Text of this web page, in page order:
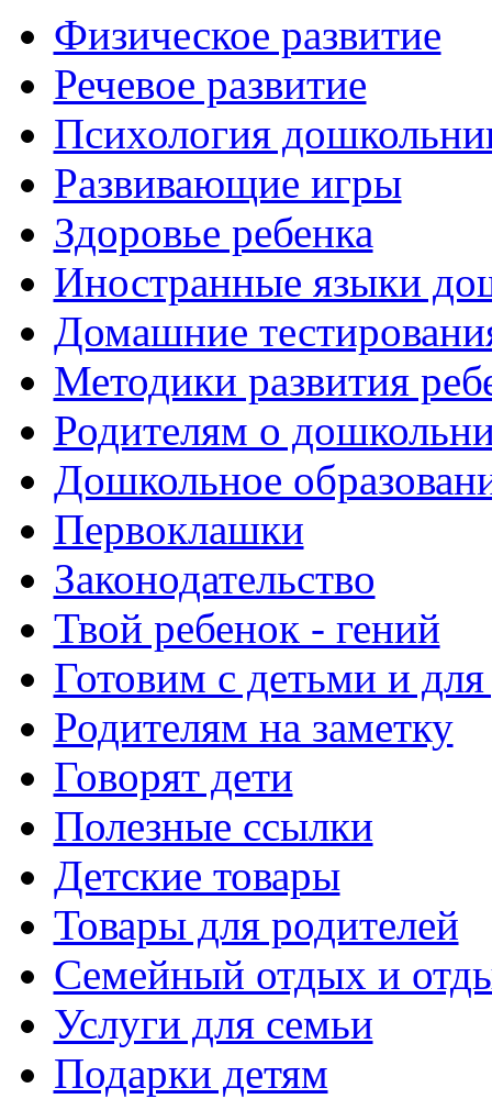
Физическое развитие
Речевое развитие
Психология
Развивающие игры
Здоровье ребенка
Иностранные языки
Домашние
Методики развития
Родителям о
Дошкольное
Первоклашки
Законодательство
Твой ребенок - гений
Готовим с детьми и для
Родителям на заметку
Говорят дети
Полезные ссылки
Детские товары
Товары для родителей
Семейный отдых и
Услуги для семьи
Подарки детям